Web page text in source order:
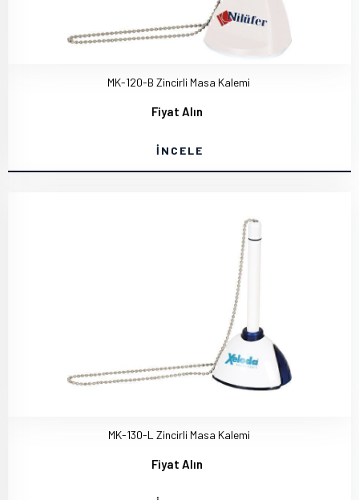
MK-120-B Zincirli Masa Kalemi
Fiyat Alın
İNCELE
MK-130-L Zincirli Masa Kalemi
Fiyat Alın